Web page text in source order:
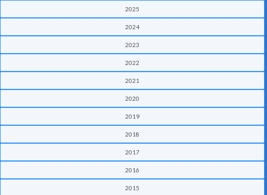
2025
2024
2023
2022
2021
2020
2019
2018
2017
2016
2015